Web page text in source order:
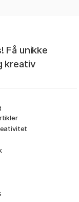
Få unikke
kreativ